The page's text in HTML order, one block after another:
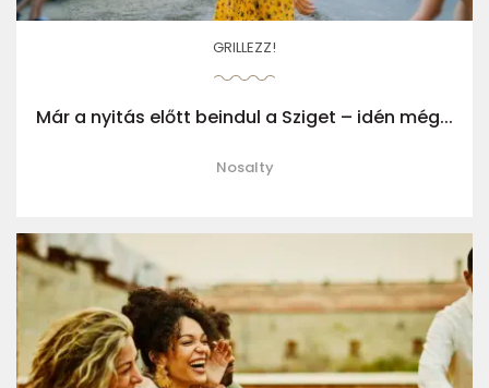
GRILLEZZ!
Már a nyitás előtt beindul a Sziget – idén még...
Nosalty